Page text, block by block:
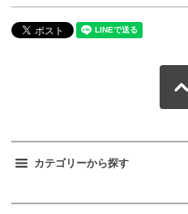
カテゴリーから探す